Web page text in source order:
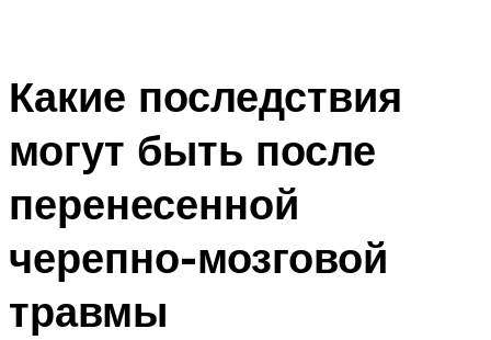
Какие последствия
могут быть после
перенесенной
черепно-мозговой
травмы